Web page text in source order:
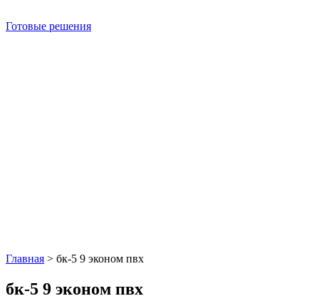
Готовые решения
Главная > бк-5 9 эконом пвх
бк-5 9 эконом пвх